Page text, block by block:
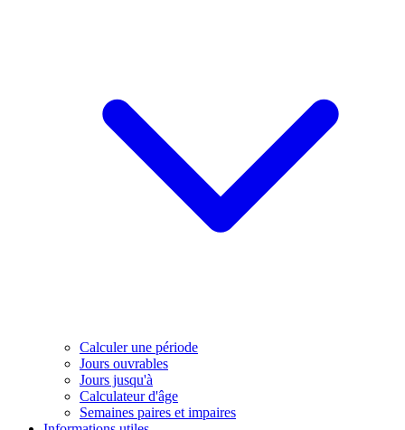
Calculer une période
Jours ouvrables
Jours jusqu'à
Calculateur d'âge
Semaines paires et impaires